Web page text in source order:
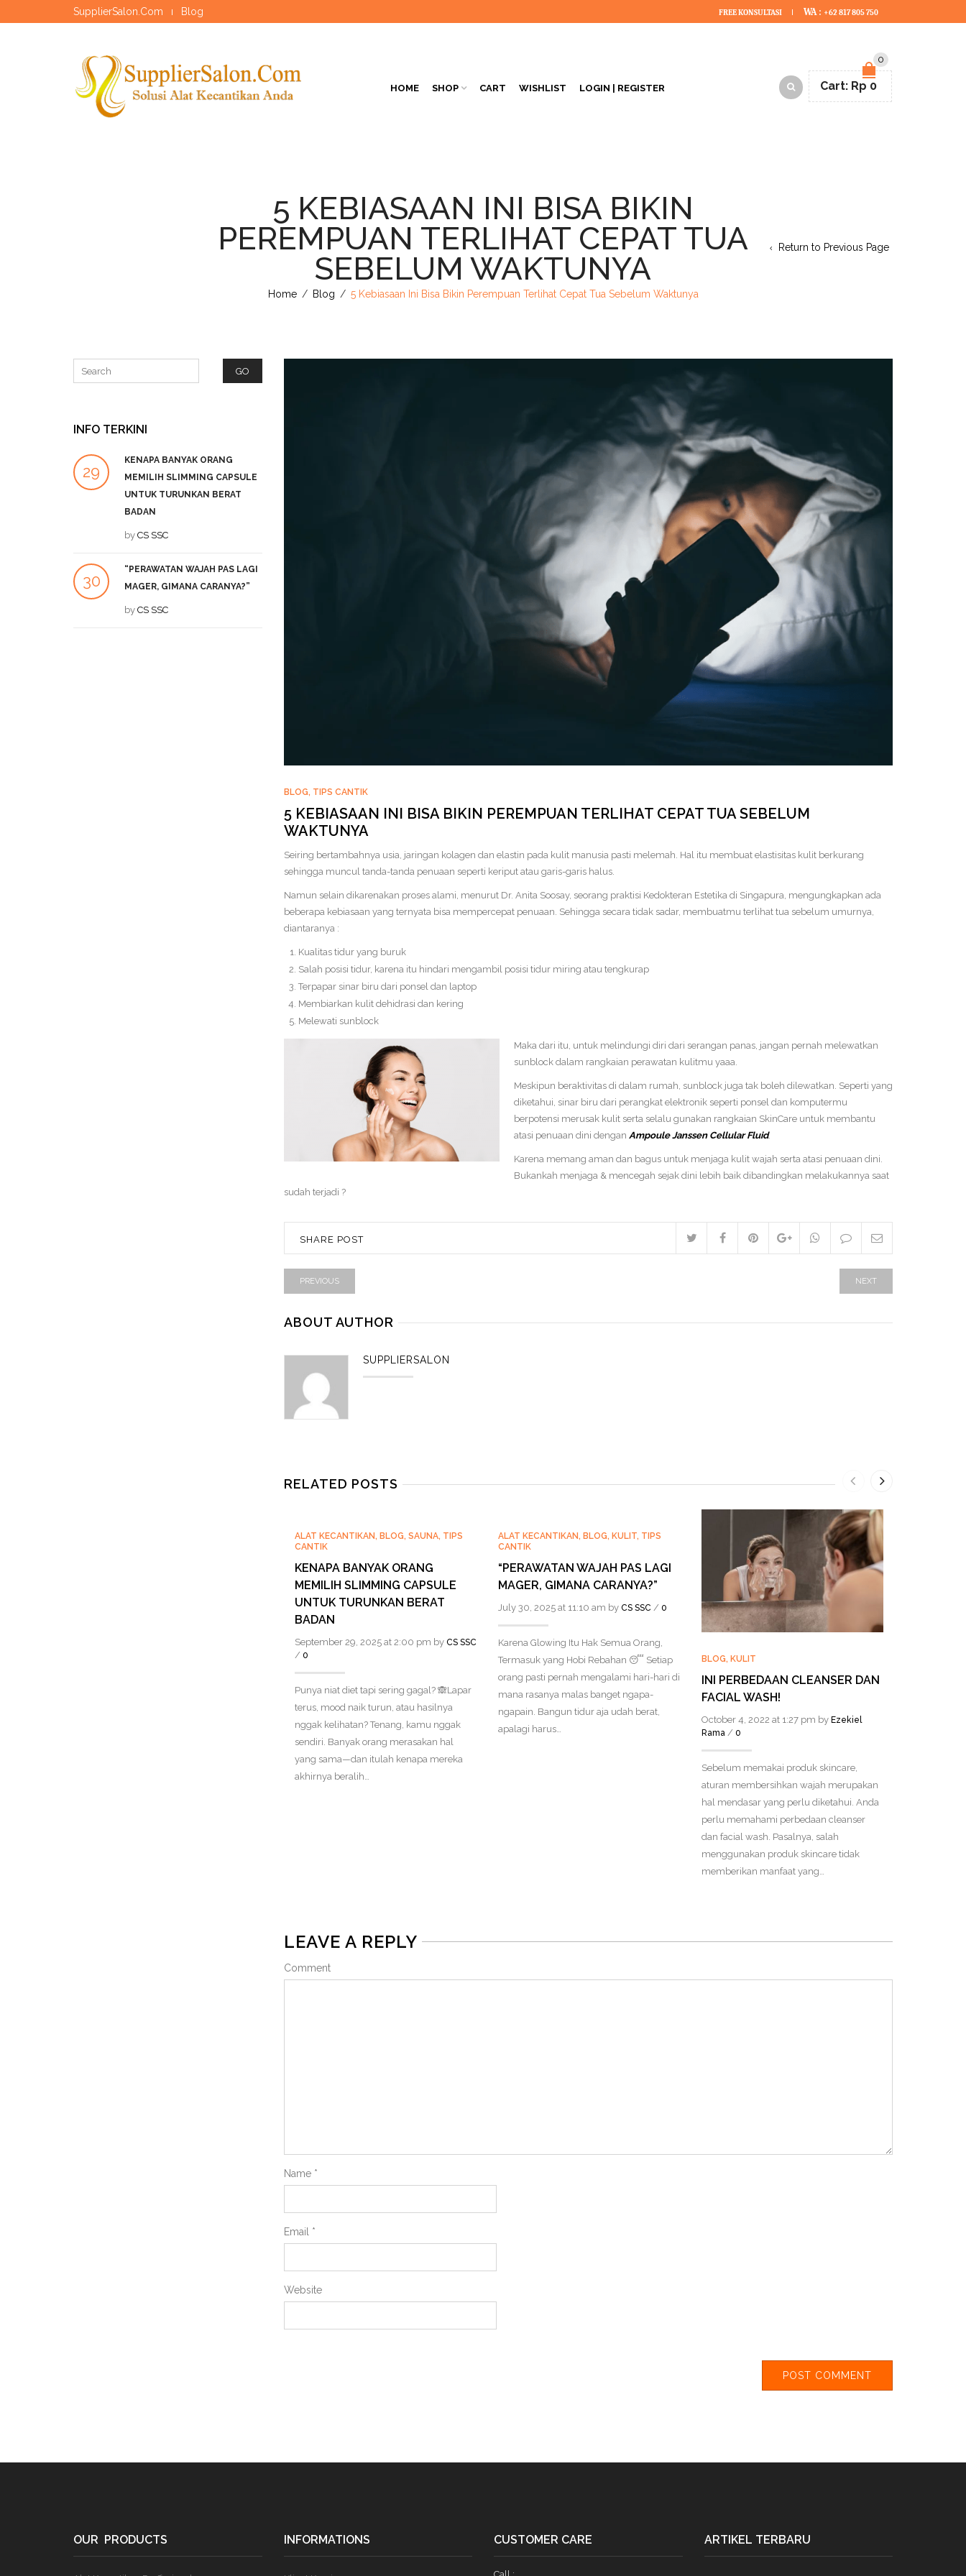
SupplierSalon.Com Blog FREE KONSULTASI WA : +62 817 805 750
HOME SHOP CART WISHLIST LOGIN | REGISTER
0
Cart: Rp 0
5 KEBIASAAN INI BISA BIKIN
PEREMPUAN TERLIHAT CEPAT TUA
SEBELUM WAKTUNYA
Home / Blog / 5 Kebiasaan Ini Bisa Bikin Perempuan Terlihat Cepat Tua Sebelum Waktunya
Return to Previous Page
BLOG, TIPS CANTIK
5 KEBIASAAN INI BISA BIKIN PEREMPUAN TERLIHAT CEPAT TUA SEBELUM
WAKTUNYA
Seiring bertambahnya usia, jaringan kolagen dan elastin pada kulit manusia pasti melemah. Hal itu membuat elastisitas kulit berkurang
sehingga muncul tanda-tanda penuaan seperti keriput atau garis-garis halus.
Namun selain dikarenakan proses alami, menurut Dr. Anita Soosay, seorang praktisi Kedokteran Estetika di Singapura, mengungkapkan ada
beberapa kebiasaan yang ternyata bisa mempercepat penuaan. Sehingga secara tidak sadar, membuatmu terlihat tua sebelum umurnya,
diantaranya :
Kualitas tidur yang buruk
Salah posisi tidur, karena itu hindari mengambil posisi tidur miring atau tengkurap
Terpapar sinar biru dari ponsel dan laptop
Membiarkan kulit dehidrasi dan kering
Melewati sunblock
Maka dari itu, untuk melindungi diri dari serangan panas, jangan pernah melewatkan
sunblock dalam rangkaian perawatan kulitmu yaaa.
Meskipun beraktivitas di dalam rumah, sunblock juga tak boleh dilewatkan. Seperti yang
diketahui, sinar biru dari perangkat elektronik seperti ponsel dan komputermu
berpotensi merusak kulit serta selalu gunakan rangkaian SkinCare untuk membantu
atasi penuaan dini dengan Ampoule Janssen Cellular Fluid.
Karena memang aman dan bagus untuk menjaga kulit wajah serta atasi penuaan dini.
Bukankah menjaga & mencegah sejak dini lebih baik dibandingkan melakukannya saat
sudah terjadi ?
SHARE POST
PREVIOUS NEXT
ABOUT AUTHOR
SUPPLIERSALON
RELATED POSTS
ALAT KECANTIKAN, BLOG, SAUNA, TIPS
CANTIK
KENAPA BANYAK ORANG
MEMILIH SLIMMING CAPSULE
UNTUK TURUNKAN BERAT
BADAN
September 29, 2025 at 2:00 pm by CS SSC
/ 0
Punya niat diet tapi sering gagal? 🙈Lapar
terus, mood naik turun, atau hasilnya
nggak kelihatan? Tenang, kamu nggak
sendiri. Banyak orang merasakan hal
yang sama—dan itulah kenapa mereka
akhirnya beralih…
ALAT KECANTIKAN, BLOG, KULIT, TIPS
CANTIK
“PERAWATAN WAJAH PAS LAGI
MAGER, GIMANA CARANYA?”
July 30, 2025 at 11:10 am by CS SSC / 0
Karena Glowing Itu Hak Semua Orang,
Termasuk yang Hobi Rebahan 😴 Setiap
orang pasti pernah mengalami hari-hari di
mana rasanya malas banget ngapa-
ngapain. Bangun tidur aja udah berat,
apalagi harus…
BLOG, KULIT
INI PERBEDAAN CLEANSER DAN
FACIAL WASH!
October 4, 2022 at 1:27 pm by Ezekiel
Rama / 0
Sebelum memakai produk skincare,
aturan membersihkan wajah merupakan
hal mendasar yang perlu diketahui. Anda
perlu memahami perbedaan cleanser
dan facial wash. Pasalnya, salah
menggunakan produk skincare tidak
memberikan manfaat yang…
LEAVE A REPLY
Comment
Name *
Email *
Website
INFO TERKINI
29
KENAPA BANYAK ORANG
MEMILIH SLIMMING CAPSULE
UNTUK TURUNKAN BERAT
BADAN
by CS SSC
30
“PERAWATAN WAJAH PAS LAGI
MAGER, GIMANA CARANYA?”
by CS SSC
INI PERBEDAAN CLEANSER
DAN FACIAL WASH!
Ezekiel Rama
OUR PRODUCTS INFORMATIONS CUSTOMER CARE ARTIKEL TERBARU